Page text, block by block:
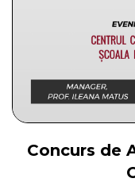
Concurs de